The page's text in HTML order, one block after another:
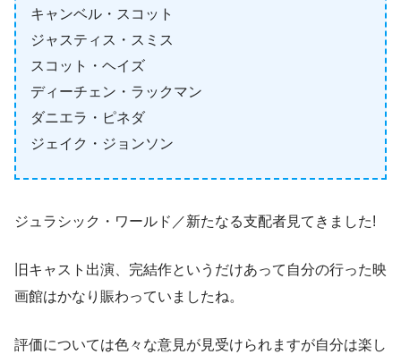
キャンベル・スコット
ジャスティス・スミス
スコット・ヘイズ
ディーチェン・ラックマン
ダニエラ・ピネダ
ジェイク・ジョンソン
ジュラシック・ワールド／新たなる支配者見てきました!
旧キャスト出演、完結作というだけあって自分の行った映
画館はかなり賑わっていましたね。
評価については色々な意見が見受けられますが自分は楽し